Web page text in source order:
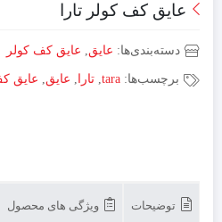
عایق کف کولر تارا
دسته‌بندی‌ها: عایق, عایق کف کولر
برچسب‌ها: tara
, تارا , عایق, عایق
توضیحات ویژگی های محصول